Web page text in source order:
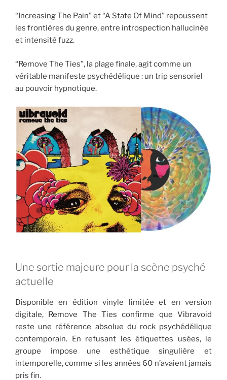
“Increasing The Pain” et “A State Of Mind” repoussent
les frontières du genre, entre introspection hallucinée
et intensité fuzz.
“Remove The Ties”, la plage finale, agit comme un
véritable manifeste psychédélique : un trip sensoriel
au pouvoir hypnotique.
Une sortie majeure pour la scène psyché
actuelle
Disponible en édition vinyle limitée et en version
digitale, Remove The Ties confirme que Vibravoid
reste une référence absolue du rock psychédélique
contemporain. En refusant les étiquettes usées, le
groupe impose une esthétique singulière et
intemporelle, comme si les années 60 n’avaient jamais
pris fin.